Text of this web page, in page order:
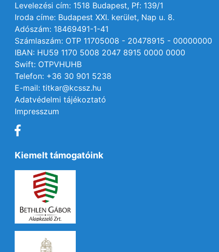
Levelezési cím: 1518 Budapest, Pf: 139/1
Iroda címe: Budapest XXI. kerület, Nap u. 8.
Adószám: 18469491-1-41
Számlaszám: OTP 11705008 - 20478915 - 00000000
IBAN: HU59 1170 5008 2047 8915 0000 0000
Swift: OTPVHUHB
Telefon: +36 30 901 5238
E-mail: titkar@kcssz.hu
Adatvédelmi tájékoztató
Impresszum
Kiemelt támogatóink